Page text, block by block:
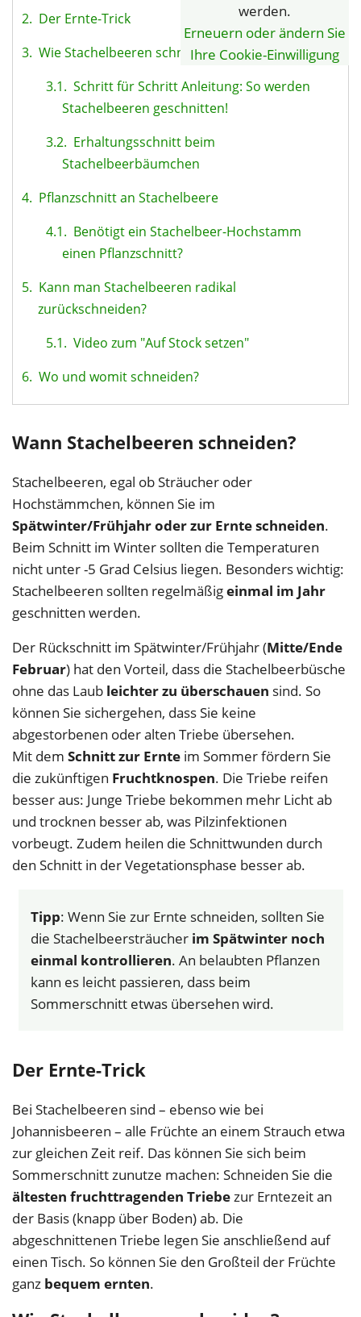
werden.
Erneuern oder ändern Sie
Ihre Cookie-Einwilligung
2. Der Ernte-Trick
3. Wie Stachelbeeren schneiden?
3.1. Schritt für Schritt Anleitung: So werden
Stachelbeeren geschnitten!
3.2. Erhaltungsschnitt beim
Stachelbeerbäumchen
4. Pflanzschnitt an Stachelbeere
4.1. Benötigt ein Stachelbeer-Hochstamm
einen Pflanzschnitt?
5. Kann man Stachelbeeren radikal
zurückschneiden?
5.1. Video zum "Auf Stock setzen"
6. Wo und womit schneiden?
Wann Stachelbeeren schneiden?
Stachelbeeren, egal ob Sträucher oder
Hochstämmchen, können Sie im
Spätwinter/Frühjahr oder zur Ernte schneiden.
Beim Schnitt im Winter sollten die Temperaturen
nicht unter -5 Grad Celsius liegen. Besonders wichtig:
Stachelbeeren sollten regelmäßigeinmal im Jahr
geschnitten werden.
Der Rückschnitt im Spätwinter/Frühjahr (Mitte/Ende
Februar) hat den Vorteil, dass die Stachelbeerbüsche
ohne das Laub leichter zu überschauen sind. So
können Sie sichergehen, dass Sie keine
abgestorbenen oder alten Triebe übersehen.
Mit dem Schnitt zur Ernte im Sommer fördern Sie
die zukünftigen Fruchtknospen. Die Triebe reifen
besser aus: Junge Triebe bekommen mehr Licht ab
und trocknen besser ab, was Pilzinfektionen
vorbeugt. Zudem heilen die Schnittwunden durch
den Schnitt in der Vegetationsphase besser ab.
Tipp: Wenn Sie zur Ernte schneiden, sollten Sie
die Stachelbeersträucher im Spätwinter noch
einmal kontrollieren. An belaubten Pflanzen
kann es leicht passieren, dass beim
Sommerschnitt etwas übersehen wird.
Der Ernte-Trick
Bei Stachelbeeren sind – ebenso wie bei
Johannisbeeren – alle Früchte an einem Strauch etwa
zur gleichen Zeit reif. Das können Sie sich beim
Sommerschnitt zunutze machen: Schneiden Sie die
ältesten fruchttragenden Triebezur Erntezeit an
der Basis (knapp über Boden) ab. Die
abgeschnittenen Triebe legen Sie anschließend auf
einen Tisch. So können Sie den Großteil der Früchte
ganz bequem ernten.